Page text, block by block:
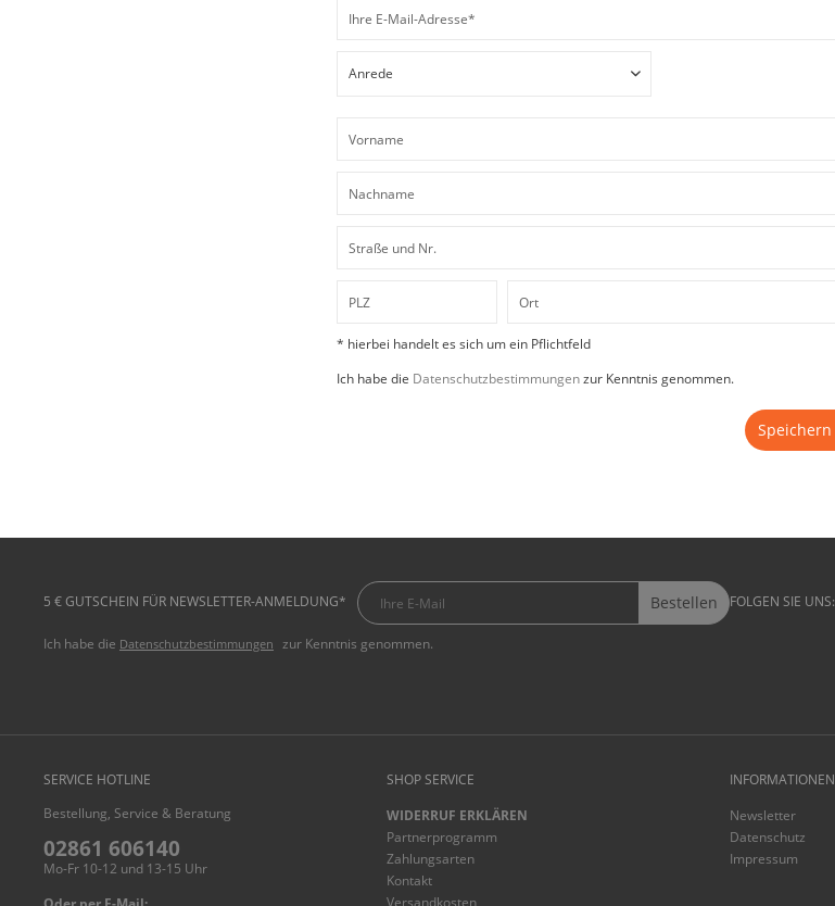
* hierbei handelt es sich um ein Pflichtfeld
Ich habe die Datenschutzbestimmungenzur Kenntnis genommen.
Speichern
5 € GUTSCHEIN FÜR NEWSLETTER-ANMELDUNG* Bestellen
Ich habe die Datenschutzbestimmungen zur Kenntnis genommen.
FOLGEN SIE UNS:
SERVICE HOTLINE
Bestellung, Service & Beratung
02861 606140
Mo-Fr 10-12 und 13-15 Uhr
SHOP SERVICE
WIDERRUF ERKLÄREN
Partnerprogramm
Zahlungsarten
Kontakt
Versandkosten
INFORMATIONEN
Newsletter
Datenschutz
Impressum